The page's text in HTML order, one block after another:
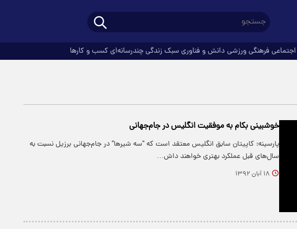
اجتماعی فرهنگیورزشی دانش و فناوری سبک زندگیچندرسانه‌ای کسب و کارها
خوشبینی‌ بکام به موفقیت انگلیس در جام‌جهانی
پارسینه: کاپیتان سابق انگلیس معتقد است که "سه شیرها" در جام‌جهانی برزیل نسبت به
سال‌های قبل عملکرد بهتری خواهند داش…
۱۸ آبان ۱۳۹۲